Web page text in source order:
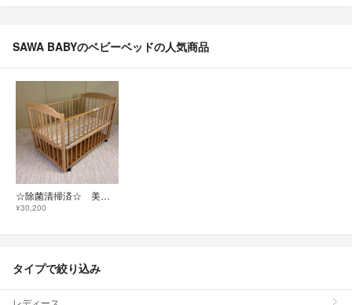
SAWA BABYのベビーベッドの人気商品
☆除菌清掃済☆ 美品 サワベビー D型 ジョルノ デュアルスライド すのこ床板
¥30,200
タイプで絞り込み
レディース